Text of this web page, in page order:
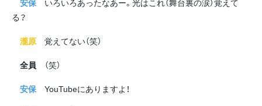
る？
瀧原 覚えてない（笑）
全員 （笑）
安保 YouTubeにありますよ！